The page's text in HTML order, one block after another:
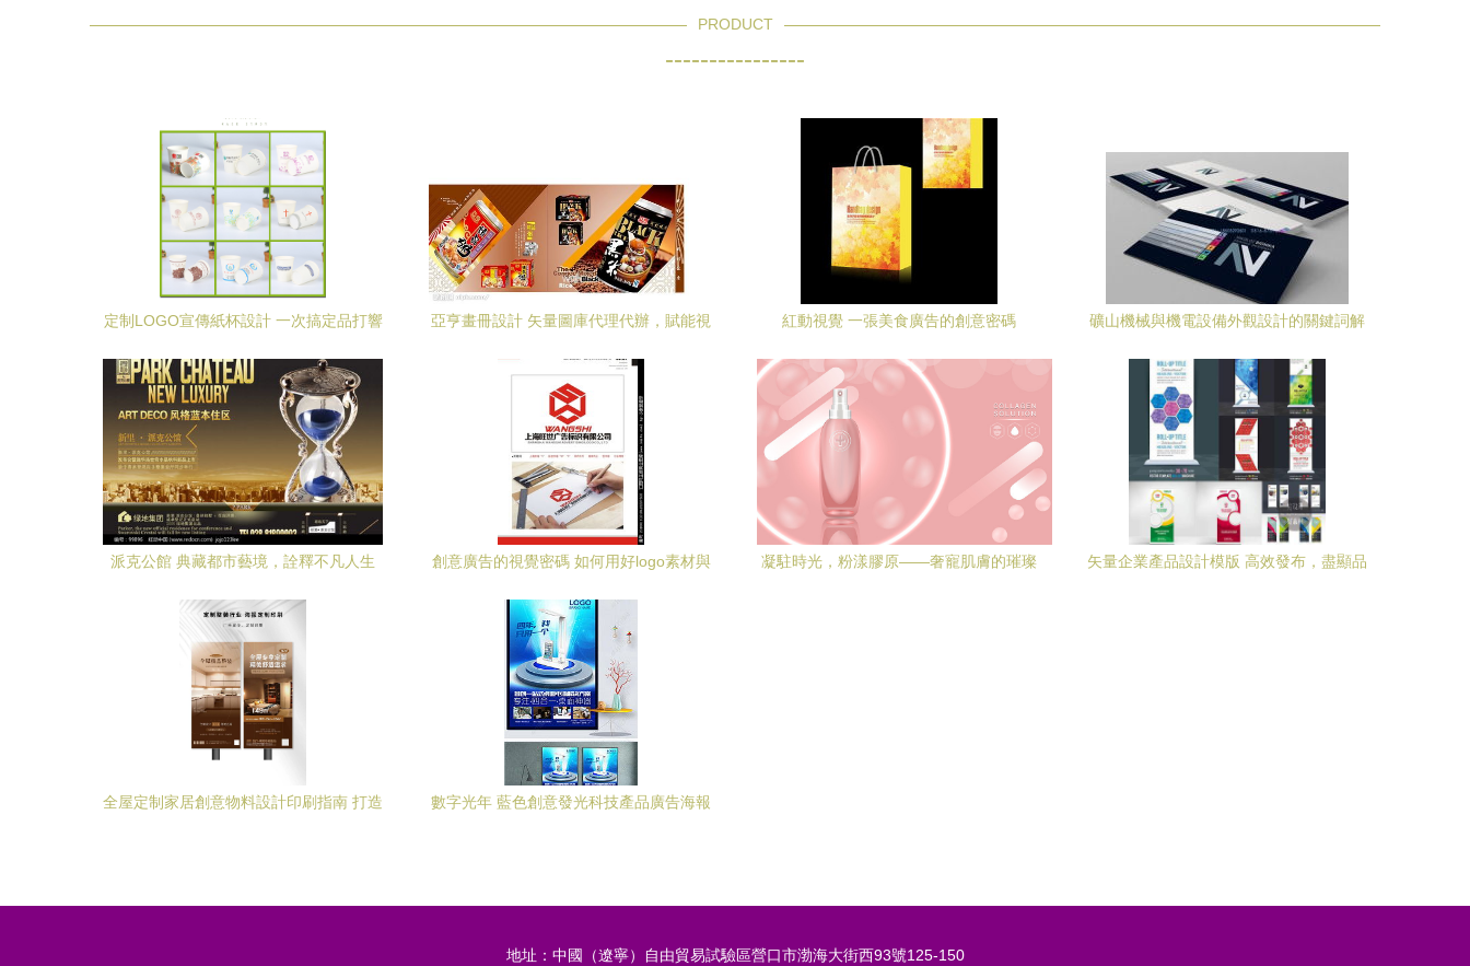
PRODUCT
----------------
定制LOGO宣傳紙杯設計 一次搞定品打響
亞亨畫冊設計 矢量圖庫代理代辦，賦能視
紅動視覺 一張美食廣告的創意密碼
礦山機械與機電設備外觀設計的關鍵詞解
派克公館 典藏都市藝境，詮釋不凡人生
創意廣告的視覺密碼 如何用好logo素材與
析營銷設計之道
凝駐時光，粉漾膠原——奢寵肌膚的璀璨
矢量企業產品設計模版 高效發布，盡顯品
全屋定制家居創意物料設計印刷指南 打造
數字光年 藍色創意發光科技產品廣告海報
地址：中國（遼寧）自由貿易試驗區營口市渤海大街西93號125-150